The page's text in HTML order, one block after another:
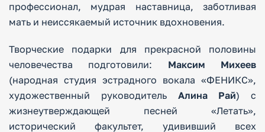
профессионал, мудрая наставница, заботливая
мать и неиссякаемый источник вдохновения.
Творческие подарки для прекрасной половины
человечества подготовили: Максим Михеев
(народная студия эстрадного вокала «ФЕНИКС»,
художественный руководитель Алина Рай) с
жизнеутверждающей песней «Летать»,
исторический факультет, удививший всех